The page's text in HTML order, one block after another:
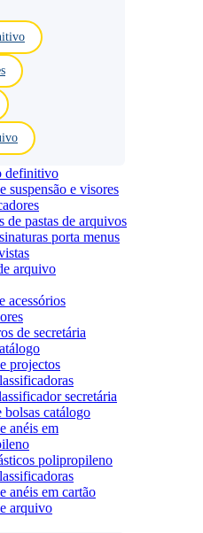
definitivo
suspensão e visores
de pastas de arquivos
porta menus
arquivo
acessórios
de secretária
projectos
secretária
bolsas catálogo
anéis em
polipropileno
anéis em cartão
arquivo